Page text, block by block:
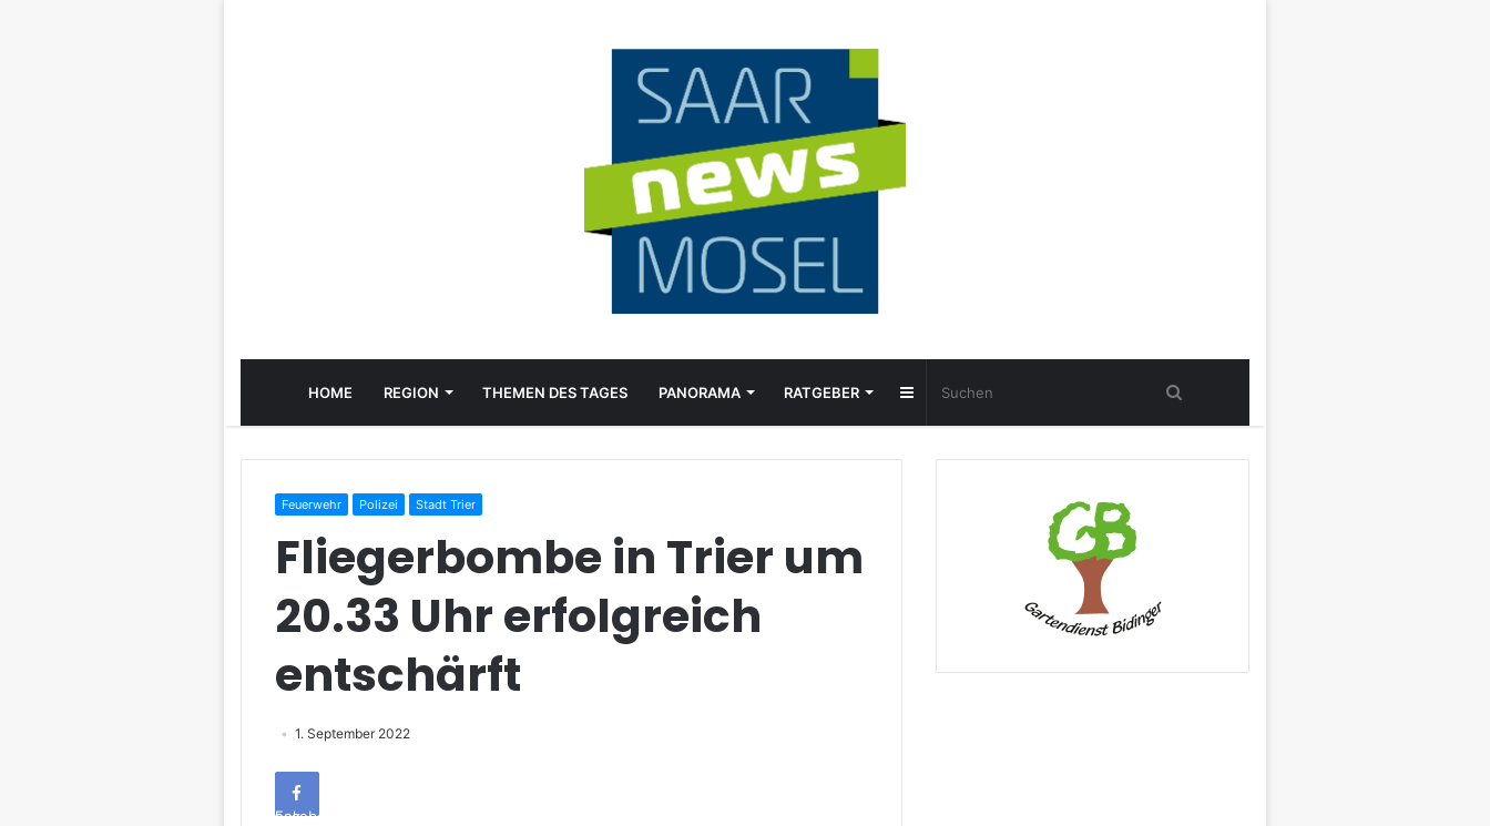
HOME REGION THEMEN DES TAGES PANORAMA RATGEBER Sidebar
Feuerwehr Polizei Stadt Trier
Fliegerbombe in Trier um
20.33 Uhr erfolgreich
entschärft
1. September 2022
Facebook